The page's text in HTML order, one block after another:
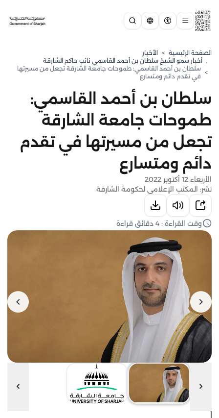
الصفحة الرئيسية > الأخبار
, ⁠أخبار سمو الشيخ سلطان بن أحمد القاسمي نائب حاكم الشارقة
>
سلطان بن أحمد القاسمي: طموحات جامعة الشارقة تجعل من مسيرتها
في تقدم دائم ومتسارع
سلطان بن أحمد القاسمي:
طموحات جامعة الشارقة
تجعل من مسيرتها في تقدم
دائم ومتسارع
الأربعاء 12 أكتوبر 2022
نشر: المكتب الإعلامي لحكومة الشارقة
وقت القراءة : 4 دقائق قراءة